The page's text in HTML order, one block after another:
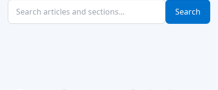
Search